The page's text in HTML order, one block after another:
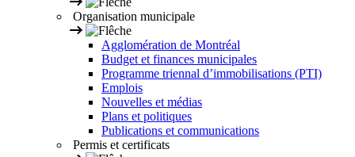
Organisation municipale
Agglomération de Montréal
Budget et finances municipales
Programme triennal d’immobilisations (PTI)
Emplois
Nouvelles et médias
Plans et politiques
Publications et communications
Permis et certificats